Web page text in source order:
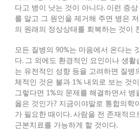
다고 병이 낫는 것이 아니다. 이런 증
를 알고 그 원인을 제거해 주면 병은
의 원래의 정상상태를 회복하는 것이
모든 질병의 90%는 마음에서 온다는
다. 그 외에도 환경적인 요인이나 생활
는 유전적인 성향 등을 고려하면 질병
체적인 것은 불과 1% 내외로 보는 것
그렇다면 1%의 문제를 해결하면서 병
옳은 것인가? 지금이야말로 통합의학
가 필요한 때이다.사람을 전 존재적으
근본치료를 가능하게 할 것이다.